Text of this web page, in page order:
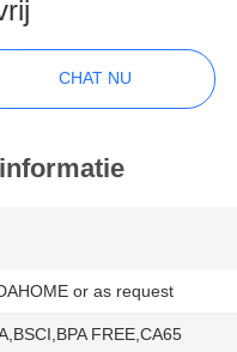
CHAT NU
or as request
FREE,CA65